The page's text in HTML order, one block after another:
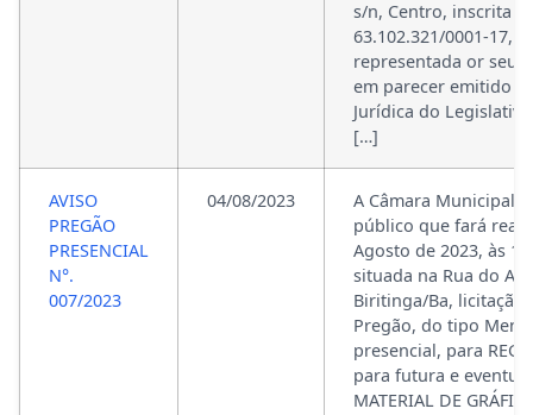
s/n, Centro, inscrita
63.102.321/0001-17,
representada or seu
em parecer emitido
Jurídica do
[…]
AVISO
PREGÃO
PRESENCIAL
N°.
007/2023
04/08/2023
A Câmara Municipal
público que fará
Agosto de 2023, às
situada na Rua do
Biritinga/Ba, licitação
Pregão, do tipo
presencial, para
para futura e
MATERIAL DE